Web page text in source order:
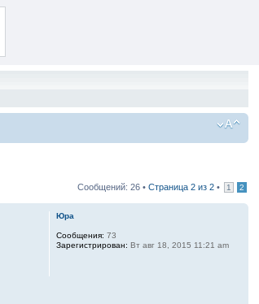
Сообщений: 26 • Страница 2 из 2 • 1 2
Юра
Сообщения: 73
Зарегистрирован: Вт авг 18, 2015 11:21 am